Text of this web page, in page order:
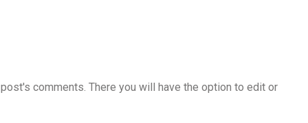
comments. There you will have the option to edit or